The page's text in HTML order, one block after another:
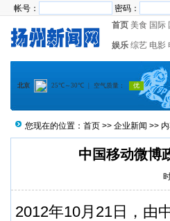
帐号： 密码：
首页 美食 国际
娱乐 综艺 电影
您现在的位置： 首页 >> 企业新闻 >>
中国移动微博
2012年10月21日，由